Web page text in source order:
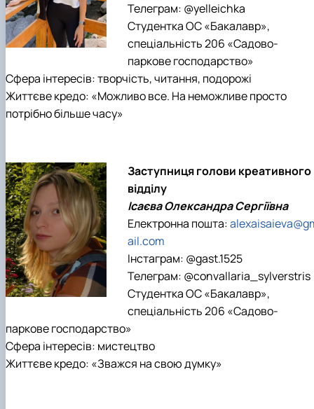
Телеграм: @yelleichka
Студентка ОС «Бакалавр»,
спеціальність 206 «Садово-
паркове господарство»
Сфера інтересів: творчість, читання, подорожі
Життєве кредо: «Можливо все. На неможливе просто
потрібно більше часу»
Заступниця голови креативного
відділу
Ісаєва Олександра Сергіївна
Електронна пошта:
ail.com
Інстаграм: @gast.1525
Телеграм: @convallaria_sylverstris
Студентка ОС «Бакалавр»,
спеціальність 206 «Садово-
паркове господарство»
Сфера інтересів: мистецтво
Життєве кредо: «Зважся на свою думку»